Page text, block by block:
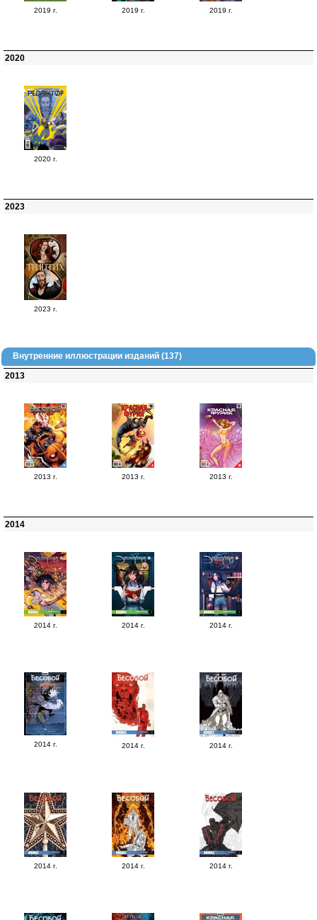
2019 г. 2019 г. 2019 г.
2020
2020 г.
2023
2023 г.
Внутренние иллюстрации изданий (137)
2013
2013 г. 2013 г. 2013 г.
2014
2014 г. 2014 г. 2014 г.
2014 г. 2014 г. 2014 г.
2014 г. 2014 г. 2014 г.